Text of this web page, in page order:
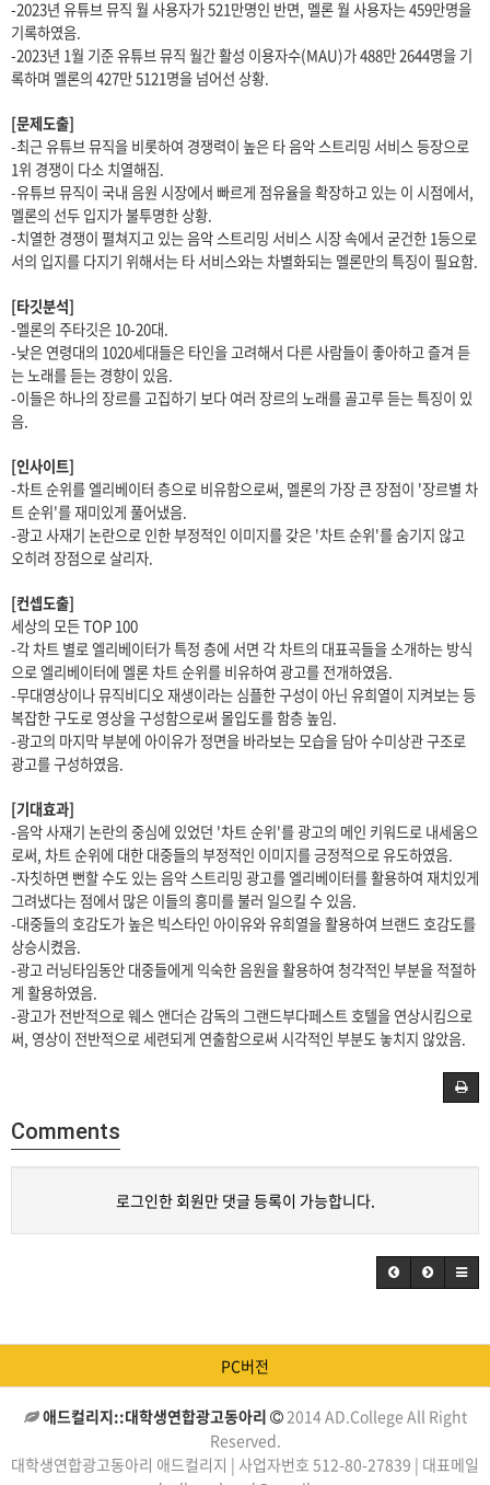
-2023년 유튜브 뮤직 월 사용자가 521만명인 반면, 멜론 월 사용자는 459만명을
기록하였음.
-2023년 1월 기준 유튜브 뮤직 월간 활성 이용자수(MAU)가 488만 2644명을 기
록하며 멜론의 427만 5121명을 넘어선 상황.
[문제도출]
-최근 유튜브 뮤직을 비롯하여 경쟁력이 높은 타 음악 스트리밍 서비스 등장으로
1위 경쟁이 다소 치열해짐.
-유튜브 뮤직이 국내 음원 시장에서 빠르게 점유율을 확장하고 있는 이 시점에서,
멜론의 선두 입지가 불투명한 상황.
-치열한 경쟁이 펼쳐지고 있는 음악 스트리밍 서비스 시장 속에서 굳건한 1등으로
서의 입지를 다지기 위해서는 타 서비스와는 차별화되는 멜론만의 특징이 필요함.
[타깃분석]
-멜론의 주타깃은 10-20대.
-낮은 연령대의 1020세대들은 타인을 고려해서 다른 사람들이 좋아하고 즐겨 듣
는 노래를 듣는 경향이 있음.
-이들은 하나의 장르를 고집하기 보다 여러 장르의 노래를 골고루 듣는 특징이 있
음.
[인사이트]
-차트 순위를 엘리베이터 층으로 비유함으로써, 멜론의 가장 큰 장점이 '장르별 차
트 순위'를 재미있게 풀어냈음.
-광고 사재기 논란으로 인한 부정적인 이미지를 갖은 '차트 순위'를 숨기지 않고
오히려 장점으로 살리자.
[컨셉도출]
세상의 모든 TOP 100
-각 차트 별로 엘리베이터가 특정 층에 서면 각 차트의 대표곡들을 소개하는 방식
으로 엘리베이터에 멜론 차트 순위를 비유하여 광고를 전개하였음.
-무대영상이나 뮤직비디오 재생이라는 심플한 구성이 아닌 유희열이 지켜보는 등
복잡한 구도로 영상을 구성함으로써 몰입도를 함층 높임.
-광고의 마지막 부분에 아이유가 정면을 바라보는 모습을 담아 수미상관 구조로
광고를 구성하였음.
[기대효과]
-음악 사재기 논란의 중심에 있었던 '차트 순위'를 광고의 메인 키워드로 내세움으
로써, 차트 순위에 대한 대중들의 부정적인 이미지를 긍정적으로 유도하였음.
-자칫하면 뻔할 수도 있는 음악 스트리밍 광고를 엘리베이터를 활용하여 재치있게
그려냈다는 점에서 많은 이들의 흥미를 불러 일으킬 수 있음.
-대중들의 호감도가 높은 빅스타인 아이유와 유희열을 활용하여 브랜드 호감도를
상승시켰음.
-광고 러닝타임동안 대중들에게 익숙한 음원을 활용하여 청각적인 부분을 적절하
게 활용하였음.
-광고가 전반적으로 웨스 앤더슨 감독의 그랜드부다페스트 호텔을 연상시킴으로
써, 영상이 전반적으로 세련되게 연출함으로써 시각적인 부분도 놓치지 않았음.
Comments
로그인한 회원만 댓글 등록이 가능합니다.
PC버전
애드컬리지::대학생연합광고동아리
2014 AD.College All Right
Reserved.
대학생연합광고동아리 애드컬리지 | 사업자번호 512-80-27839 | 대표메일